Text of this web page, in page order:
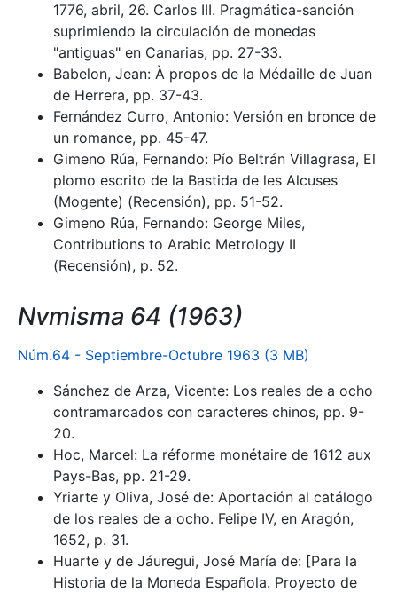
1776, abril, 26. Carlos III. Pragmática-sanción
suprimiendo la circulación de monedas
"antiguas" en Canarias, pp. 27-33.
Babelon, Jean: À propos de la Médaille de Juan
de Herrera, pp. 37-43.
Fernández Curro, Antonio: Versión en bronce de
un romance, pp. 45-47.
Gimeno Rúa, Fernando: Pío Beltrán Villagrasa, El
plomo escrito de la Bastida de les Alcuses
(Mogente) (Recensión), pp. 51-52.
Gimeno Rúa, Fernando: George Miles,
Contributions to Arabic Metrology II
(Recensión), p. 52.
Nvmisma 64 (1963)
Núm.64 - Septiembre-Octubre 1963 (3 MB)
Sánchez de Arza, Vicente: Los reales de a ocho
contramarcados con caracteres chinos, pp. 9-
20.
Hoc, Marcel: La réforme monétaire de 1612 aux
Pays-Bas, pp. 21-29.
Yriarte y Oliva, José de: Aportación al catálogo
de los reales de a ocho. Felipe IV, en Aragón,
1652, p. 31.
Huarte y de Jáuregui, José María de: [Para la
Historia de la Moneda Española. Proyecto de